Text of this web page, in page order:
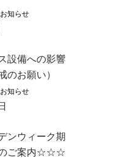
お知らせ
設備への影響
のお願い）
お知らせ
ウィーク期
のご案内☆☆☆